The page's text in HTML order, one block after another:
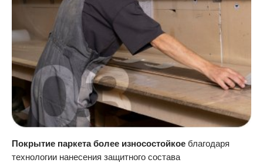
Покрытие паркета более износостойкое благодаря
технологии нанесения защитного состава